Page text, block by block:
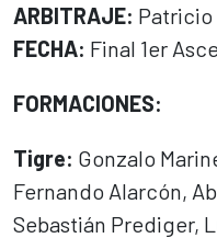
ARBITRAJE: Patricio
FECHA: Final 1er
FORMACIONES:
Tigre: Gonzalo
Fernando Alarcón,
Sebastián Prediger,